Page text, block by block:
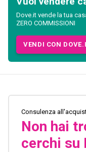
Dove.it vende la tua
ZERO COMMISSIONI
VENDI CON
Consulenza
Non hai
cerchi su